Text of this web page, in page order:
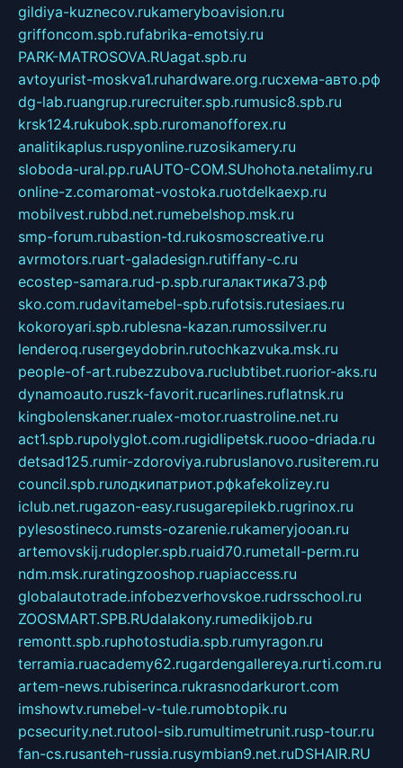
gildiya-kuznecov.rukameryboavision.ru
griffoncom.spb.rufabrika-emotsiy.ru
PARK-MATROSOVA.RUagat.spb.ru
avtoyurist-moskva1.ruhardware.org.ruсхема-авто.рф
dg-lab.ruangrup.rurecruiter.spb.rumusic8.spb.ru
krsk124.rukubok.spb.ruromanofforex.ru
analitikaplus.ruspyonline.ruzosikamery.ru
sloboda-ural.pp.ruAUTO-COM.SUhohota.netalimy.ru
online-z.comaromat-vostoka.ruotdelkaexp.ru
mobilvest.rubbd.net.rumebelshop.msk.ru
smp-forum.rubastion-td.rukosmoscreative.ru
avrmotors.ruart-galadesign.rutiffany-c.ru
ecostep-samara.rud-p.spb.ruгалактика73.рф
sko.com.rudavitamebel-spb.rufotsis.rutesiaes.ru
kokoroyari.spb.rublesna-kazan.rumossilver.ru
lenderoq.rusergeydobrin.rutochkazvuka.msk.ru
people-of-art.rubezzubova.ruclubtibet.ruorior-aks.ru
dynamoauto.ruszk-favorit.rucarlines.ruflatnsk.ru
kingbolenskaner.rualex-motor.ruastroline.net.ru
act1.spb.rupolyglot.com.rugidlipetsk.ruooo-driada.ru
detsad125.rumir-zdoroviya.rubruslanovo.rusiterem.ru
council.spb.ruлодкипатриот.рфkafekolizey.ru
iclub.net.rugazon-easy.rusugarepilekb.rugrinox.ru
pylesostineco.rumsts-ozarenie.rukameryjooan.ru
artemovskij.rudopler.spb.ruaid70.rumetall-perm.ru
ndm.msk.ruratingzooshop.ruapiaccess.ru
globalautotrade.infobezverhovskoe.rudrsschool.ru
ZOOSMART.SPB.RUdalakony.rumedikijob.ru
remontt.spb.ruphotostudia.spb.rumyragon.ru
terramia.ruacademy62.rugardengallereya.rurti.com.ru
artem-news.rubiserinca.rukrasnodarkurort.com
imshowtv.rumebel-v-tule.rumobtopik.ru
pcsecurity.net.rutool-sib.rumultimetrunit.rusp-tour.ru
fan-cs.rusanteh-russia.rusymbian9.net.ruDSHAIR.RU